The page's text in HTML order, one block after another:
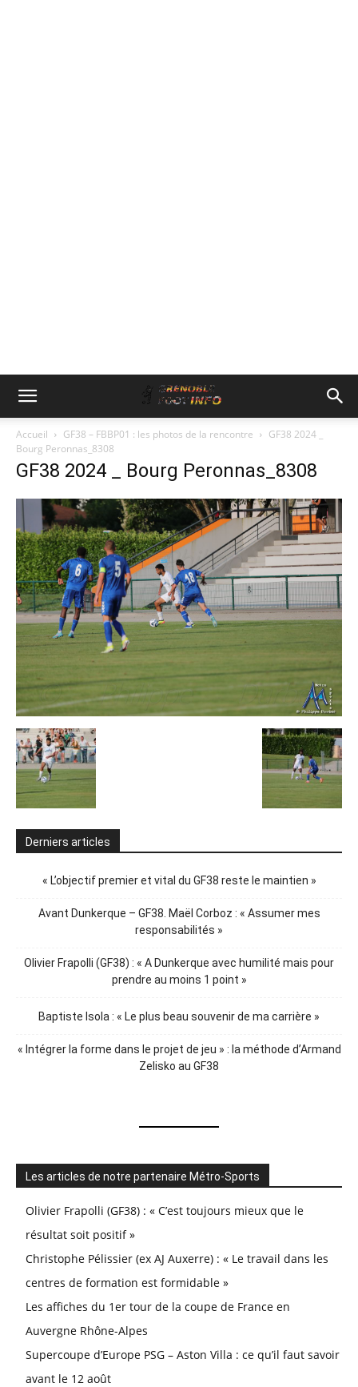
Accueil GF38 – FBBP01 : les photos de la rencontre
GF38 2024 _
Bourg Peronnas_8308
GF38 2024 _ Bourg Peronnas_8308
Derniers articles
« L’objectif premier et vital du GF38 reste le maintien »
Avant Dunkerque – GF38. Maël Corboz : « Assumer mes
responsabilités »
Olivier Frapolli (GF38) : « A Dunkerque avec humilité mais pour
prendre au moins 1 point »
Baptiste Isola : « Le plus beau souvenir de ma carrière »
« Intégrer la forme dans le projet de jeu » : la méthode d’Armand
Zelisko au GF38
Les articles de notre partenaire Métro-Sports
Olivier Frapolli (GF38) : « C’est toujours mieux que le
résultat soit positif »
Christophe Pélissier (ex AJ Auxerre) : « Le travail dans les
centres de formation est formidable »
Les affiches du 1er tour de la coupe de France en
Auvergne Rhône-Alpes
Supercoupe d’Europe PSG – Aston Villa : ce qu’il faut savoir
avant le 12 août